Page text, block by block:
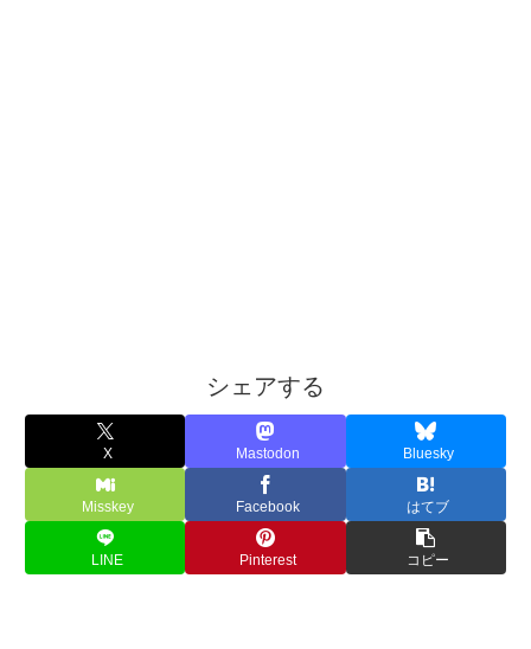
シェアする
X Mastodon Bluesky
Misskey Facebook はてブ
LINE Pinterest コピー